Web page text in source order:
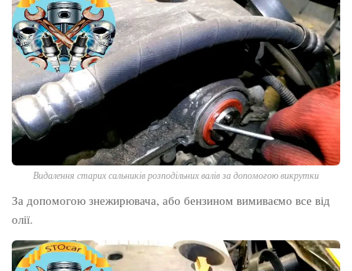
Видалення старих сальників розподільних валів за допомогою викрутки
За допомогою знежирювача, або бензином вимиваємо все від
олії.